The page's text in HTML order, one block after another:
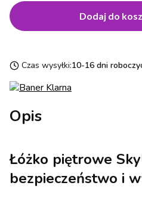
Dodaj do
Czas wysyłki:10-16 dni
Opis
Łóżko piętrowe
bezpieczeństwo i